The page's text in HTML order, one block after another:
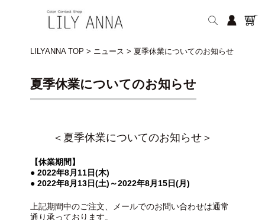
LILYANNA TOP > ニュース > 夏季休業についてのお知らせ
夏季休業についてのお知らせ
＜夏季休業についてのお知らせ＞
【休業期間】
● 2022年8月11日(木)
● 2022年8月13日(土)～2022年8月15日(月)
上記期間中のご注文、メールでのお問い合わせは通常
通り承っております。